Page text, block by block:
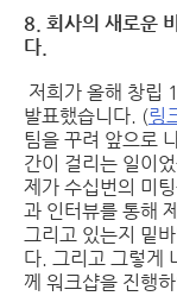
8. 회사의 새로운
다.
저희가 올해 창립
발표했습니다. (링
팀을 꾸려 앞으로
간이 걸리는 일이
제가 수십번의 미
과 인터뷰를 통해
그리고 있는지 밑
다. 그리고 그렇게
께 워크샵을 진행